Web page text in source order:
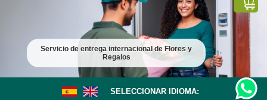
Servicio de entrega internacional de Flores y
Regalos
SELECCIONAR IDIOMA: